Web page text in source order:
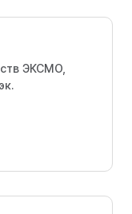
ЭКСМО,
"Хобби и